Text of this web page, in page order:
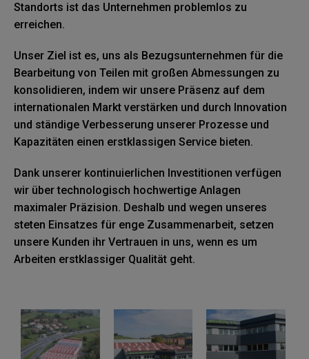
Standorts ist das Unternehmen problemlos zu
erreichen.
Unser Ziel ist es, uns als Bezugsunternehmen für die
Bearbeitung von Teilen mit großen Abmessungen zu
konsolidieren, indem wir unsere Präsenz auf dem
internationalen Markt verstärken und durch Innovation
und ständige Verbesserung unserer Prozesse und
Kapazitäten einen erstklassigen Service bieten.
Dank unserer kontinuierlichen Investitionen verfügen
wir über technologisch hochwertige Anlagen
maximaler Präzision. Deshalb und wegen unseres
steten Einsatzes für enge Zusammenarbeit, setzen
unsere Kunden ihr Vertrauen in uns, wenn es um
Arbeiten erstklassiger Qualität geht.